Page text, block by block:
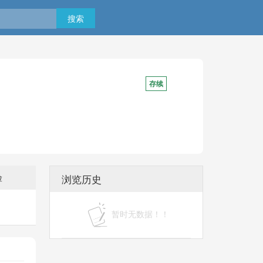
搜索
存续
浏览历史
暂时无数据！！